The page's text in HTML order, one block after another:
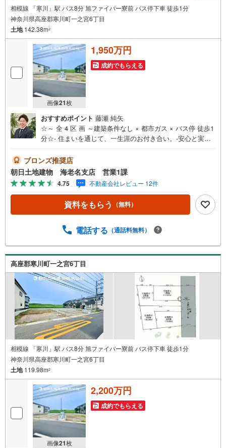
相模線 「寒川」駅 バス8分 旭ファイバー寮前 バス停下車 徒歩1分
神奈川県高座郡寒川町一之宮6丁目
土地142.38m2
画像21枚
1,950万円
成約でもらえる
おすすめポイント 藤瀬 純矢
☆～ 全 4 区 画 ～建築条件なし × 都市ガス × バス停 徒歩1
分☆- 住まいを通じて、一生涯のお付き合い。-安心と実績
相模線 寒川駅まで、バス7分・バス停徒歩1分の立地☆2沿
線が交わる茅ヶ崎駅までは、バス24分でご利用可能です♪♯
建築条件なし＞＞建築条件ございませんので、お好きなハ
ウスメーカーで建築可能☆建物を建築されない、土地のみ
の方も大歓迎です♪♯都市ガス＞＞日々のランニングコスト
を抑えられる人気の都市ガスエリア☆ガスボンベの設置も
ブロンズ推奨店
朝日土地建物 海老名支店 営業1課
4.75 不動産会社レビュー 12件
資料をもらう （無料）
電話する （通話料無料）
高座郡寒川町一之宮6丁目
相模線 「寒川」駅 バス8分 旭ファイバー寮前 バス停下車 徒歩1分
神奈川県高座郡寒川町一之宮6丁目
土地119.98m2
画像21枚
2,200万円
成約でもらえる